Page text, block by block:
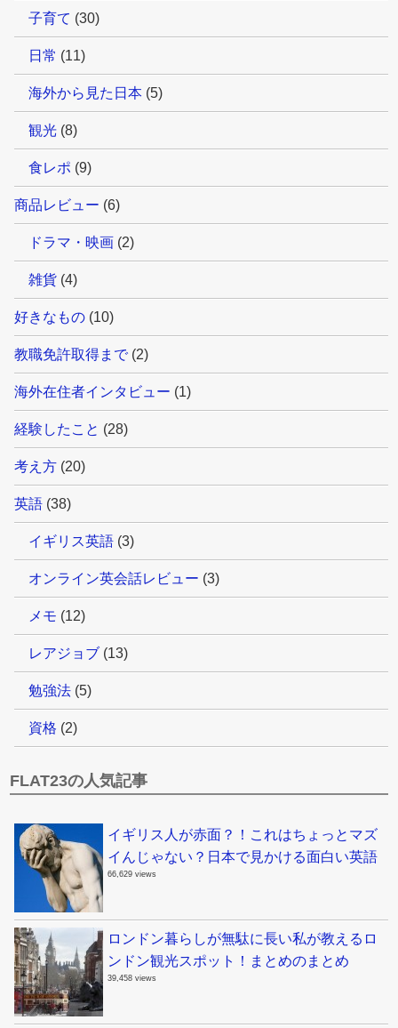
子育て (30)
日常 (11)
海外から見た日本 (5)
観光 (8)
食レポ (9)
商品レビュー (6)
ドラマ・映画 (2)
雑貨 (4)
好きなもの (10)
教職免許取得まで(2)
海外在住者インタビュー (1)
経験したこと (28)
考え方 (20)
英語 (38)
イギリス英語 (3)
オンライン英会話レビュー (3)
メモ (12)
レアジョブ (13)
勉強法 (5)
資格 (2)
FLAT23の人気記事
イギリス人が赤面？！これはちょっとマズ
イんじゃない？日本で見かける面白い英語
66,629 views
ロンドン暮らしが無駄に長い私が教えるロ
ンドン観光スポット！まとめのまとめ
39,458 views